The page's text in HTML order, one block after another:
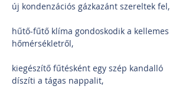
új kondenzációs gázkazánt szereltek fel,
hűtő-fűtő klíma gondoskodik a kellemes
hőmérsékletről,
kiegészítő fűtésként egy szép kandalló
díszíti a tágas nappalit,